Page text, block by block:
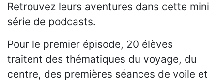
Retrouvez leurs aventures dans cette mini
série de podcasts.
Pour le premier épisode, 20 élèves
traitent des thématiques du voyage, du
centre, des premières séances de voile et